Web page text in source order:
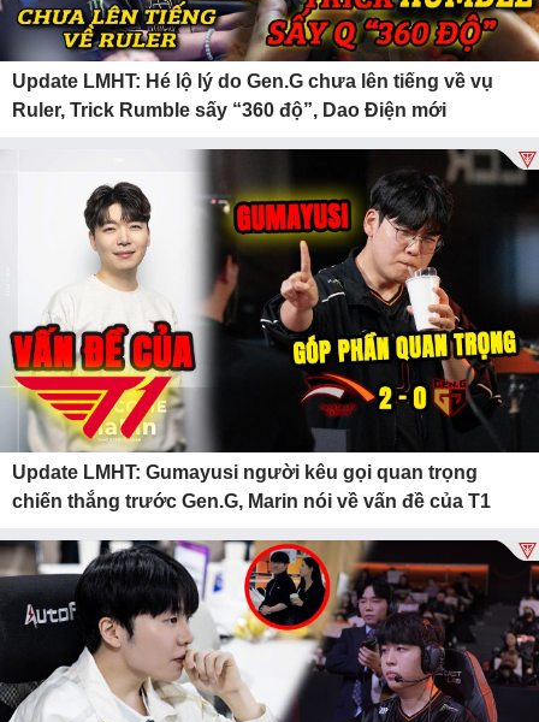
Update LMHT: Hé lộ lý do Gen.G chưa lên tiếng về vụ
Ruler, Trick Rumble sấy “360 độ”, Dao Điện mới
Update LMHT: Gumayusi người kêu gọi quan trọng
chiến thắng trước Gen.G, Marin nói về vấn đề của T1